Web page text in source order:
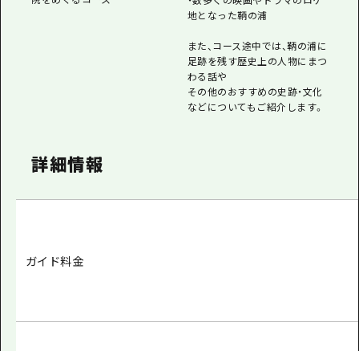
地となった鞆の浦
また、コース途中では、鞆の浦に
足跡を残す歴史上の人物にまつ
わる話や
その他のおすすめの史跡・文化
などについてもご紹介します。
詳細情報
ガイド料金